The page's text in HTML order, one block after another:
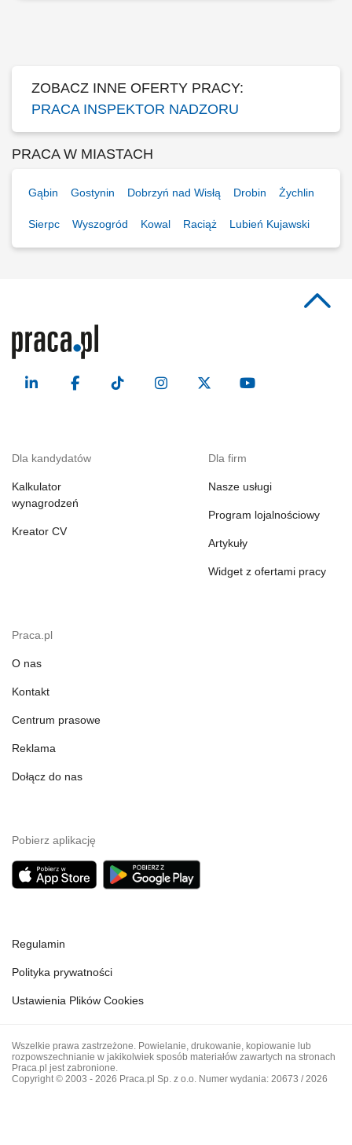
ZOBACZ INNE OFERTY PRACY:
PRACA INSPEKTOR NADZORU
PRACA W MIASTACH
Gąbin Gostynin Dobrzyń nad Wisłą Drobin Żychlin
Sierpc Wyszogród Kowal Raciąż Lubień Kujawski
Dla kandydatów
Kalkulator
wynagrodzeń
Kreator CV
Dla firm
Nasze usługi
Program lojalnościowy
Artykuły
Widget z ofertami pracy
Praca.pl
O nas
Kontakt
Centrum prasowe
Reklama
Dołącz do nas
Pobierz aplikację
Regulamin
Polityka prywatności
Ustawienia Plików Cookies
Wszelkie prawa zastrzeżone. Powielanie, drukowanie, kopiowanie lub
rozpowszechnianie w jakikolwiek sposób materiałów zawartych na stronach
Praca.pl jest zabronione.
Copyright © 2003 - 2026 Praca.pl Sp. z o.o. Numer wydania: 20673 / 2026